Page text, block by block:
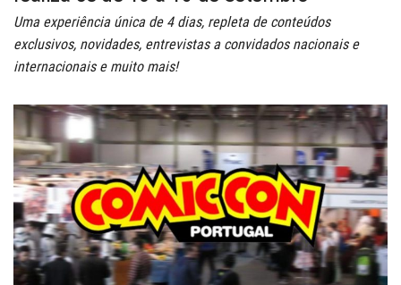
Uma experiência única de 4 dias, repleta de conteúdos
exclusivos, novidades, entrevistas a convidados nacionais e
internacionais e muito mais!